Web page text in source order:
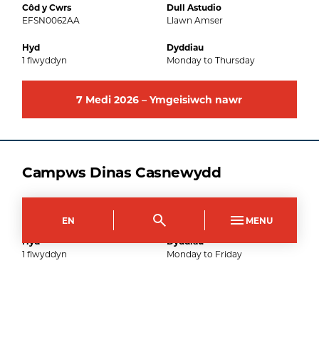
EN MENU
Côd y Cwrs
EFSN0062AA
Dull Astudio
Llawn Amser
Hyd
1flwyddyn
Dyddiau
Monday to Thursday
7 Medi2026 – Ymgeisiwch nawr
Campws Dinas Casnewydd
Côd y Cwrs
Dull Astudio
Llawn Amser
Hyd
1flwyddyn
Dyddiau
Monday to Friday